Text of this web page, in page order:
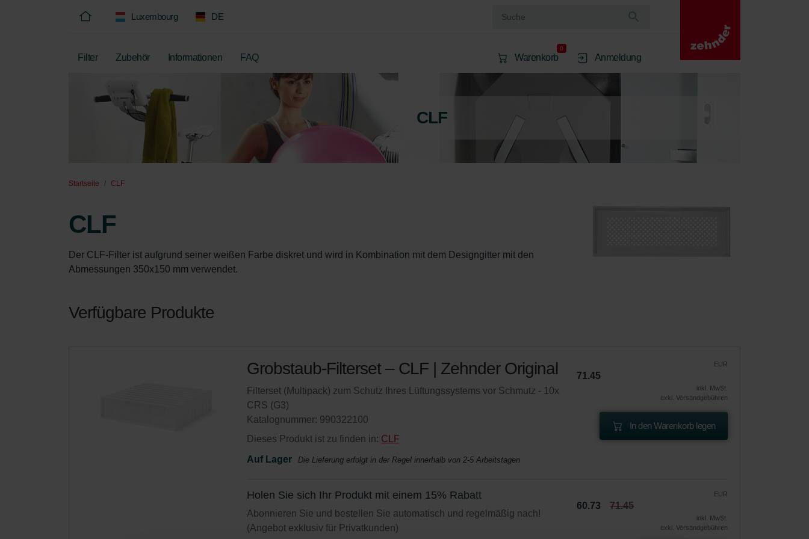
Luxembourg DE
Filter Zubehör Informationen FAQ Warenkorb
0
Anmeldung
CLF
Startseite CLF
CLF
Der CLF-Filter ist aufgrund seiner weißen Farbe diskret und wird in Kombination mit dem Designgitter mit den
Abmessungen 350x150 mm verwendet.
Verfügbare Produkte
Grobstaub-Filterset – CLF | Zehnder Original
Filterset (Multipack) zum Schutz Ihres Lüftungssystems vor Schmutz - 10x
CRS (G3)
Katalognummer: 990322100
Dieses Produkt ist zu finden in: CLF
Auf Lager
Die Lieferung erfolgt in der Regel innerhalb von 2-5 Arbeitstagen
EUR
71.45
inkl. MwSt.
exkl. Versandgebühren
In den Warenkorb legen
Holen Sie sich Ihr Produkt mit einem 15% Rabatt
Abonnieren Sie und bestellen Sie automatisch und regelmäßig nach!
(Angebot exklusiv für Privatkunden)
EUR
60.73 71.45
inkl. MwSt.
exkl. Versandgebühren